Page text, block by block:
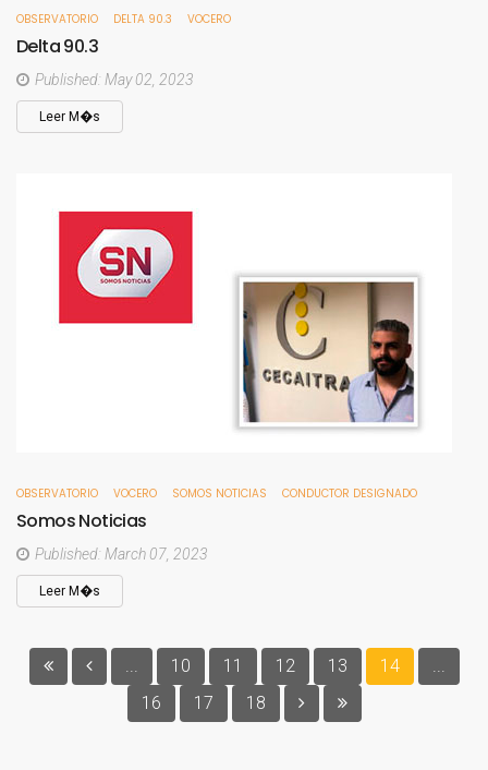
OBSERVATORIO DELTA 90.3 VOCERO
Delta90.3
Published: May 02, 2023
Leer M�s
OBSERVATORIO VOCERO SOMOS NOTICIAS CONDUCTOR DESIGNADO
SomosNoticias
Published: March 07, 2023
Leer M�s
... 10 11 12 13 14
...
16
17 18